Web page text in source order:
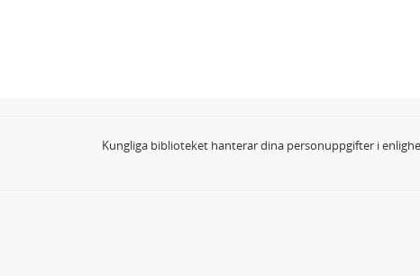
Kungliga biblioteket hanterar dina personuppgifter i